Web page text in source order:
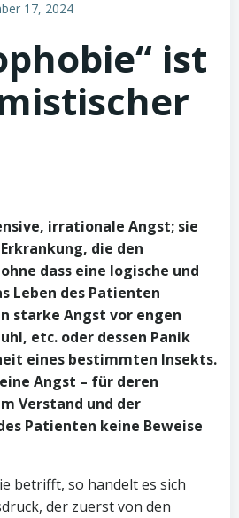
17, 2024
ist
irrationale Angst; sie
die den
dass eine logische und
Leben des Patienten
starke Angst vor engen
etc. oder dessen Panik
eines bestimmten Insekts.
Angst – für deren
Verstand und der
Patienten keine Beweise
betrifft, so handelt es sich
der zuerst von den